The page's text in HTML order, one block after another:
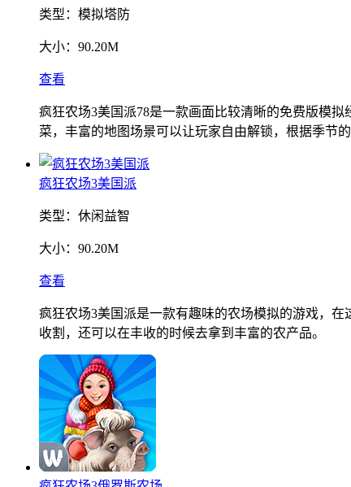
类型： 模拟塔防
大小： 90.20M
查看
疯狂农场3美国派78是一款画面比较清晰的免费版模
菜，丰富的地图场景可以让玩家自由解锁，根据季节
疯狂农场3美国派
类型： 休闲益智
大小： 90.20M
查看
疯狂农场3美国派是一款有趣味的农场模拟的游戏，
收割，还可以在丰收的时候去拿到丰富的农产品。